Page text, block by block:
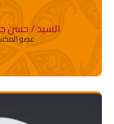
السيد / حسن
عضو